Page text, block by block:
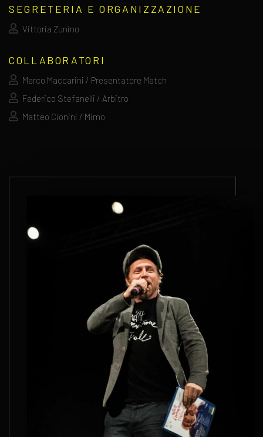
SEGRETERIA E ORGANIZZAZIONE
Vittoria Zunino
COLLABORATORI
Marco Maccarini / Presentatore Match
Federico Stefanelli / Arbitro
Matteo Cionini / Mimo